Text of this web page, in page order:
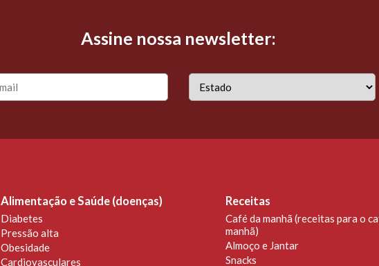
Assine nossa newsletter:
Alimentação e Saúde (doenças)
Diabetes
Pressão alta
Obesidade
Cardiovasculares
Receitas
Café da manhã (receitas para o
manhã)
Almoço e Jantar
Snacks